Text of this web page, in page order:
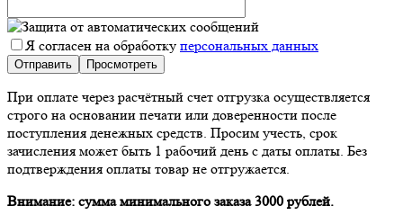
Я согласен на обработку персональных данных
При оплате через расчётный счет отгрузка осуществляется
строго на основании печати или доверенности после
поступления денежных средств. Просим учесть, срок
зачисления может быть 1 рабочий день с даты оплаты. Без
подтверждения оплаты товар не отгружается.
Внимание: сумма минимального заказа 3000 рублей.